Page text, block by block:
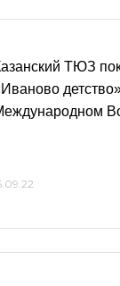
ТЮЗ
детство»